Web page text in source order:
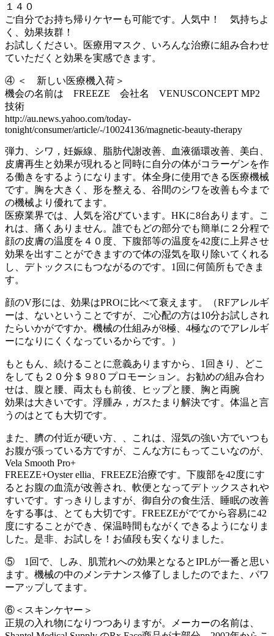
１４０
ご自分でお持ち帰りケヤーも可能です。人気中！ 気持ちよ
く、効果抜群！
お試しください。医療用マスク、いろんな治療に組み合わせ
ていただくと効果を実感できます。
④ ＜ 新しい医療機入荷＞
機会の名前は FREEZE 会社名 VENUSCONCEPT MP2
技術
http://au.news.yahoo.com/today-
tonight/consumer/article/-/10024136/magnetic-beauty-therapy
弾力、シワ，妊娠線、脂肪代謝改善、血液循環改善、美白、
皮膚再生と効果が現れると同時に自分の体がコラーゲンを作
る働きをするようになります。体全身に使用できる医療機械
です。胸を大きく、形を整える、谷間のシワを改善も今まで
の機械より優れてます。
医療業界では、人気を浴びています。HKに8台あります。こ
れは、痛くありません。誰でもどの部分でも簡単に２分程で
顔の皮膚の温度を４０度、下腹部等の温度を42度に上昇させ
効果を出すことができますので体の湿気を取り除いてくれる
し、デトックスにもつながるのです。1回に何箇所もできま
す。
顔のV形には、効果はPROに比べて衰えます。（RFアレルギ
ーは、ないということですが、ご心配の方は10分お試しされ
たらいかがですか。機械の仕組みが8極、4極なのでアレルギ
ーになりにくくなっているからです。）
もともん、続けることに意義ありますから、1回きり、どこ
をしても２０分＄９8０プロモーション。お勧めの組み合わ
せは、腹と腰、両太もも前後、ヒップと腰、胸と両腕
効果は大きいです。浮腫み，ガスたまり解決です。体温と言
うのはとても大切です。
また、臍の付近が硬い方、、これは、湿気の強い方でいつも
お腹が張っている方ですが、こんな方にもってこいなのが、
Vela Smooth Pro+
FREEZE+Oyster ellia、FREEZE治療です。下腹部を42度にす
るとお腹の血流が改善され、軟便となってデトックスされや
すいです。すっきりしますが、御自分の食生活、睡眠の改善
をする事は、とても大切です。FREEZEがでてから容易に42
度にすることができ、保温時間もながくできるようになりま
した。是非、お試しを！お値段も安くなりました。
⑤ 1回で、しみ、肌荒れへの効果となるとIPLが一番と思い
ます。機械の中のメンテナンス修了しましたのでまた、パワ
ーアップしてます。
⑥＜スキンケヤー＞
正規の入れ物になりつつありますが。メーカーの名前は、